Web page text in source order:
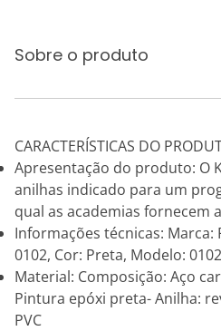
Sobre o produto
CARACTERÍSTICAS DO
Apresentação do produto: O
anilhas indicado para um
qual as academias fornecem
Informações técnicas: Marca:
0102, Cor: Preta, Modelo: 0102
Material: Composição: Aço
Pintura epóxi preta- Anilha:
PVC